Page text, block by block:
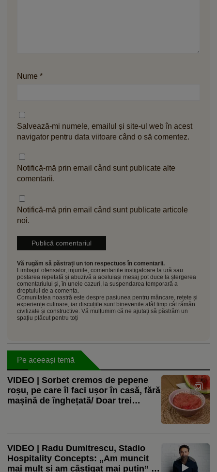
Nume *
Salvează-mi numele, emailul și site-ul web în acest
navigator pentru data viitoare când o să comentez.
Notifică-mă prin email când sunt publicate alte
comentarii.
Notifică-mă prin email când sunt publicate articole
noi.
Vă rugăm să păstrați un ton respectuos în comentarii.
Limbajul ofensator, injuriile, comentariile instigatoare la ură sau
postarea repetată și abuzivă a aceluiași mesaj pot duce la ștergerea
comentariului și, în unele cazuri, la suspendarea temporară a
dreptului de a comenta.
Comunitatea noastră este despre pasiunea pentru mâncare, rețete și
experiențe culinare, iar discuțiile sunt binevenite atât timp cât rămân
civilizate și constructive. Vă mulțumim că ne ajutați să păstrăm un
spațiu plăcut pentru toți
Pe aceeași temă
VIDEO | Sorbet cremos de pepene
roșu, pe care îl faci ușor în casă, fără
mașină de înghețată/ Doar trei
VIDEO | Radu Dumitrescu, Stadio
Hospitality Concepts: „Am muncit
mai mult și am câștigat mai puțin” /